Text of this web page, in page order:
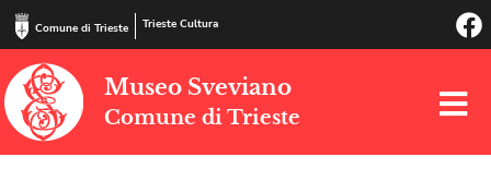
Comune di Trieste Trieste Cultura
Museo Sveviano
Comune di Trieste